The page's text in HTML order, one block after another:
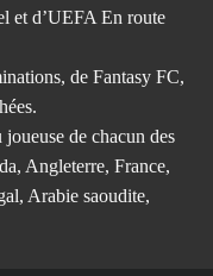
et d’UEFA En route
de Fantasy FC,
de chacun des
Angleterre, France,
Arabie saoudite,